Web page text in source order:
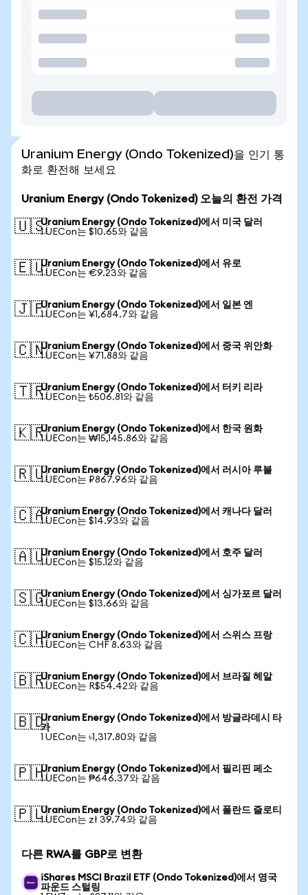
Uranium Energy (Ondo Tokenized)을 인기 통
화로 환전해 보세요
Uranium Energy (Ondo Tokenized) 오늘의 환전 가격
🇺🇸Uranium Energy (Ondo Tokenized)에서 미국 달러
1 UECon는 $10.65와 같음
🇪🇺Uranium Energy (Ondo Tokenized)에서 유로
1 UECon는 €9.23와 같음
🇯🇵Uranium Energy (Ondo Tokenized)에서 일본 엔
1 UECon는 ¥1,684.7와 같음
🇨🇳Uranium Energy (Ondo Tokenized)에서 중국 위안화
1 UECon는 ¥71.88와 같음
🇹🇷Uranium Energy (Ondo Tokenized)에서 터키 리라
1 UECon는 ₺506.81와 같음
🇰🇷Uranium Energy (Ondo Tokenized)에서 한국 원화
1 UECon는 ₩15,145.86와 같음
🇷🇺Uranium Energy (Ondo Tokenized)에서 러시아 루블
1 UECon는 ₽867.96와 같음
🇨🇦Uranium Energy (Ondo Tokenized)에서 캐나다 달러
1 UECon는 $14.93와 같음
🇦🇺Uranium Energy (Ondo Tokenized)에서 호주 달러
1 UECon는 $15.12와 같음
🇸🇬Uranium Energy (Ondo Tokenized)에서 싱가포르 달러
1 UECon는 $13.66와 같음
🇨🇭Uranium Energy (Ondo Tokenized)에서 스위스 프랑
1 UECon는 CHF 8.63와 같음
🇧🇷Uranium Energy (Ondo Tokenized)에서 브라질 헤알
1 UECon는 R$54.42와 같음
🇧🇩Uranium Energy (Ondo Tokenized)에서 방글라데시 타
카
1 UECon는 ৳1,317.80와 같음
🇵🇭Uranium Energy (Ondo Tokenized)에서 필리핀 페소
1 UECon는 ₱646.37와 같음
🇵🇱Uranium Energy (Ondo Tokenized)에서 폴란드 즐로티
1 UECon는 zł 39.74와 같음
다른 RWA를 GBP로 변환
iShares MSCI Brazil ETF (Ondo Tokenized)에서 영국
파운드 스털링